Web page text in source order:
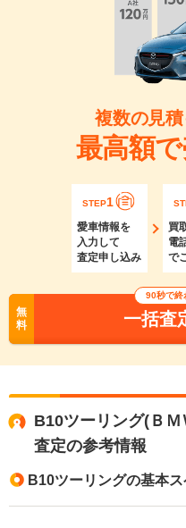
複数の見
最高額
STEP1
愛車情報を
入力して
査定申し込み
買
電
で
無
料
90秒で終
一括査
B10ツーリング(ＢＭ
査定の参考情報
B10ツーリングの基本ス